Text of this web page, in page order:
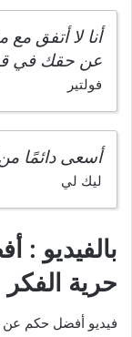
أنا لا أتفق
عن حقك في
فولتير
أسعى دائمًا من
ليك لي
حرية الفكر
فيديو أفضل حكم